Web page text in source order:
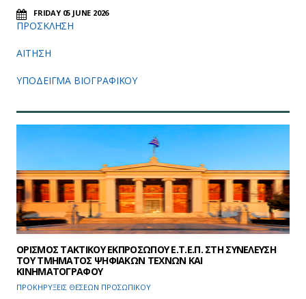
FRIDAY 05 JUNE 2026
ΠΡΟΣΚΛΗΣΗ
ΑΙΤΗΣΗ
ΥΠΟΔΕΙΓΜΑ ΒΙΟΓΡΑΦΙΚΟΥ
OΡΙΣΜΟΣ ΤΑΚΤΙΚΟΥ ΕΚΠΡΟΣΩΠΟΥ Ε.Τ.Ε.Π. ΣΤΗ ΣΥΝΕΛΕΥΣΗ
ΤΟΥ ΤΜΗΜΑΤΟΣ ΨΗΦΙΑΚΩΝ ΤΕΧΝΩΝ ΚΑΙ
ΚΙΝΗΜΑΤΟΓΡΑΦΟΥ
ΠΡΟΚΗΡΥΞΕΙΣ ΘΕΣΕΩΝ ΠΡΟΣΩΠΙΚΟΥ